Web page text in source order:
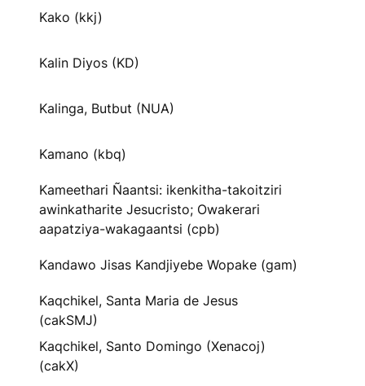
Kako (kkj)
Kalin Diyos (KD)
Kalinga, Butbut (NUA)
Kamano (kbq)
Kameethari Ñaantsi: ikenkitha-takoitziri
awinkatharite Jesucristo; Owakerari
aapatziya-wakagaantsi (cpb)
Kandawo Jisas Kandjiyebe Wopake (gam)
Kaqchikel, Santa Maria de Jesus
(cakSMJ)
Kaqchikel, Santo Domingo (Xenacoj)
(cakX)